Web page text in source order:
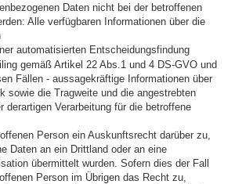
Daten nicht bei der betroffenen
Alle verfügbaren Informationen über die
automatisierten Entscheidungsfindung
gemäß Artikel 22 Abs.1 und 4 DS-GVO und
Fällen - aussagekräftige Informationen über
sowie die Tragweite und die angestrebten
derartigen Verarbeitung für die betroffene
Person ein Auskunftsrecht darüber zu,
Daten an ein Drittland oder an eine
übermittelt wurden. Sofern dies der Fall
Person im Übrigen das Recht zu,